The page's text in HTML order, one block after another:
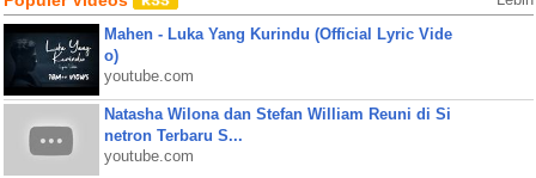
Mahen - Luka Yang Kurindu (Official Lyric Vide
o)
youtube.com
Natasha Wilona dan Stefan William Reuni di Si
netron Terbaru S...
youtube.com